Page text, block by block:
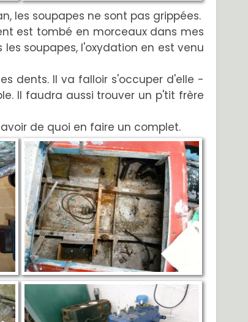
les soupapes ne sont pas grippées.
est tombé en morceaux dans mes
soupapes, l'oxydation en est venu
dents. Il va falloir s'occuper d'elle -
Il faudra aussi trouver un p'tit frère
de quoi en faire un complet.